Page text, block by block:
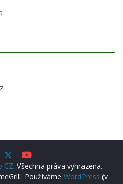
CZ. Všechna práva vyhrazena.
Používáme WordPress (v